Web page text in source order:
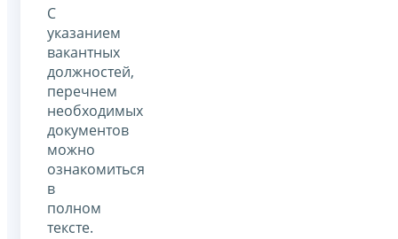
С
указанием
вакантных
должностей,
перечнем
необходимых
документов
можно
ознакомиться
в
полном
тексте.